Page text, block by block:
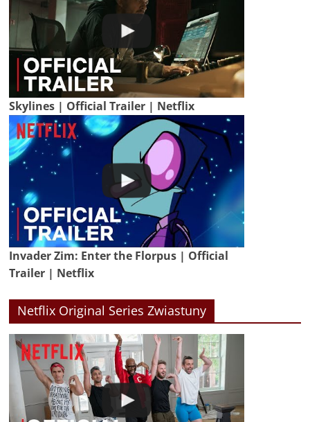
Skylines | Official Trailer | Netflix
Invader Zim: Enter the Florpus | Official
Trailer | Netflix
Netflix Original Series Zwiastuny